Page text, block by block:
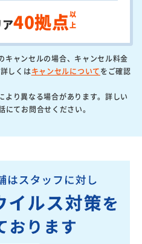
40拠点以上
ャンセルの場合、キャンセル料金
しくはキャンセルについてをご確認
り異なる場合があります。詳しい
てお問合せください。